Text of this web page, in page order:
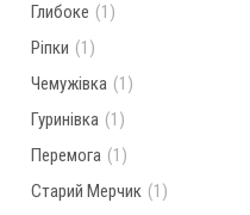
Глибоке (1)
Ріпки (1)
Чемужівка (1)
Гуринівка (1)
Перемога (1)
Старий Мерчик (1)